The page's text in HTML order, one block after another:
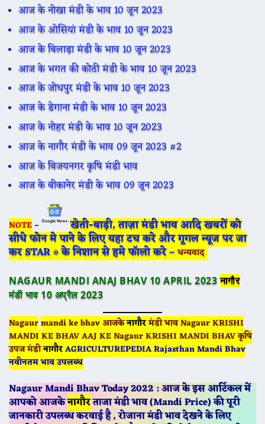
आज के नोखा मंडी के भाव 10 जून 2023
आज के ओसियां मंडी के भाव 10 जून 2023
आज के बिलाड़ा मंडी के भाव 10 जून 2023
आज के भगत की कोठी मंडी के भाव 10 जून 2023
आज के जोधपुर मंडी के भाव 10 जून 2023
आज के डेगाना मंडी के भाव 10 जून 2023
आज के नोहर मंडी के भाव 10 जून 2023
आज के नागौर मंडी के भाव 09 जून 2023 #2
आज के बिजयनगर कृषि मंडी भाव
आज के बीकानेर मंडी के भाव 09 जून 2023
NOTE– खेती-बाड़ी, ताज़ा मंडी भाव आदि खबरों को
सीधे फोन मे पाने के लिए यहा टच करे और गूगल न्यूज पर जा
कर STAR ∗ के निशान से हमे फॉलो करे – धन्यवाद
NAGAUR MANDI ANAJ BHAV 10 APRIL 2023नागौर
मंडी भाव 10 अप्रैल 2023
Nagaurmandi ke bhav आजकेनागौरमंडी भाव Nagaur KRISHI
MANDI KE BHAV AAJ KE Nagaur KRISHI MANDI BHAV कृषि
उपज मंडीनागौरAGRICULTUREPEDIA Rajasthan Mandi Bhav
नवीनतम भाव उपलब्ध
Nagaur Mandi Bhav Today 2022 : आज के इस आर्टिकल में
आपको आजकेनागौरताजा मंडी भाव (Mandi Price) की पूरी
जानकारी उपलब्ध करवाई है , रोजाना मंडी भाव देखने के लिए